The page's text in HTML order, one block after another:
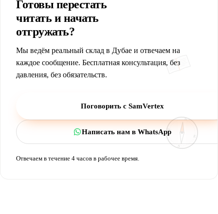
N
S
E
W
Готовы перестать
читать и начать
отгружать?
Мы ведём реальный склад в Дубае и отвечаем на
каждое сообщение. Бесплатная консультация, без
давления, без обязательств.
Поговорить с SamVertex
Написать нам в WhatsApp
Отвечаем в течение 4 часов в рабочее время.